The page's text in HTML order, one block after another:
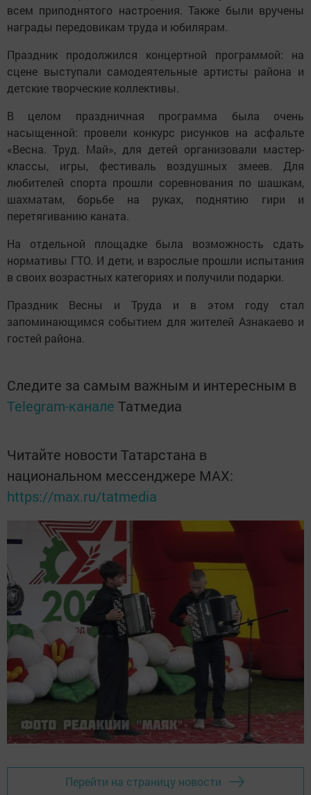
всем приподнятого настроения. Также были вручены
награды передовикам труда и юбилярам.
Праздник продолжился концертной программой: на
сцене выступали самодеятельные артисты района и
детские творческие коллективы.
В целом праздничная программа была очень
насыщенной: провели конкурс рисунков на асфальте
«Весна. Труд. Май», для детей организовали мастер-
классы, игры, фестиваль воздушных змеев. Для
любителей спорта прошли соревнования по шашкам,
шахматам, борьбе на руках, поднятию гири и
перетягиванию каната.
На отдельной площадке была возможность сдать
нормативы ГТО. И дети, и взрослые прошли испытания
в своих возрастных категориях и получили подарки.
Праздник Весны и Труда и в этом году стал
запоминающимся событием для жителей Азнакаево и
гостей района.
Следите за самым важным и интересным в
Telegram-канале Татмедиа
Читайте новости Татарстана в
национальном мессенджере MАХ:
https://max.ru/tatmedia
Перейти на страницу новости